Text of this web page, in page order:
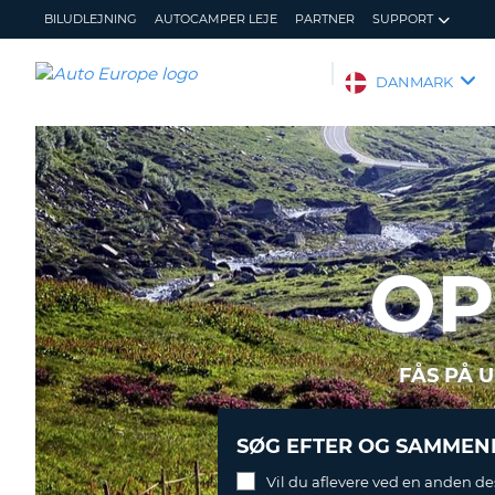
BILUDLEJNING AUTOCAMPER LEJE PARTNER SUPPORT
AUTO
DANMARK
BILUDLEJNING
AUTOCAMPER
LEJE
PARTNER
SUPPORT
MIN
KONTO
ADMINISTRER
MIN
BOOKING
DANMARK
FÅS PÅ
SØG EFTER OG
Vil du aflevere ved en anden